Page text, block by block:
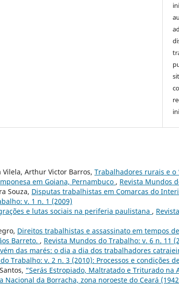
Arthur Victor Barros, Trabalhadores rurais e o
em Goiana, Pernambuco , Revista Mundos
Souza, Disputas trabalhistas em Comarcas do
v. 1 n. 1 (2009)
e lutas sociais na periferia paulistana ,
Direitos trabalhistas e assassinato em tempos
Barreto. , Revista Mundos do Trabalho: v. 6 n. 11
das marés: o dia a dia dos trabalhadores
Trabalho: v. 2 n. 3 (2010): Processos e condições
“Serás Estropiado, Maltratado e Triturado na
Nacional da Borracha, zona noroeste do Ceará